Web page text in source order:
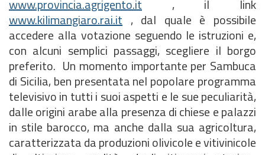
www.provincia.agrigento.it , il link
www.kilimangiaro.rai.it , dal quale è possibile
accedere alla votazione seguendo le istruzioni e,
con alcuni semplici passaggi, scegliere il borgo
preferito. Un momento importante per Sambuca
di Sicilia, ben presentata nel popolare programma
televisivo in tutti i suoi aspetti e le sue peculiarità,
dalle origini arabe alla presenza di chiese e palazzi
in stile barocco, ma anche dalla sua agricoltura,
caratterizzata da produzioni olivicole e vitivinicole